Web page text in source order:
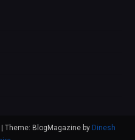
| Theme: BlogMagazine by Dinesh